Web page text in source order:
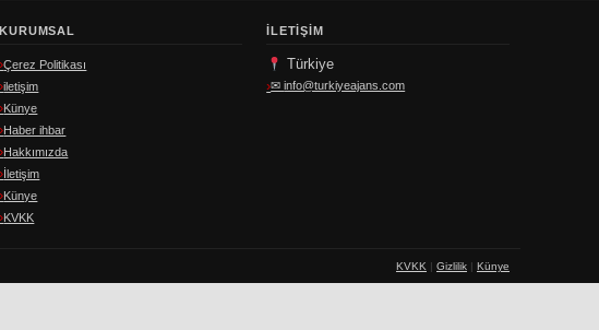
KURUMSAL
Çerez Politikası
iletişim
Künye
Haber ihbar
Hakkımızda
İletişim
Künye
KVKK
İLETIŞIM
Türkiye
✉info@turkiyeajans.com
KVKK | Gizlilik | Künye